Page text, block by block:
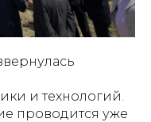
и технологий.
проводится уже